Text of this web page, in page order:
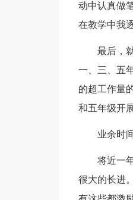
动中认真做
在教学中我
最后，
一、三、五
的超工作量
和五年级开
业余时
将近一
很大的长进